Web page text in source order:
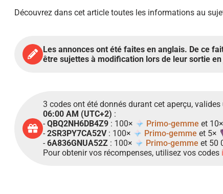
Découvrez dans cet article toutes les informations au
Les annonces ont été faites en anglais. De ce
être sujettes à modification lors de leur sortie en
3 codes ont été donnés durant cet aperçu, valides
06:00 AM (UTC+2) :
- QBQ2NH6DB4Z9 : 100× Primo-gemme et 10×
- 2SR3PY7CA52V: 100× Primo-gemme et 5×
- 6A836GNUA52Z : 100× Primo-gemme et 50
Pour obtenir vos récompenses, utilisez vos codes